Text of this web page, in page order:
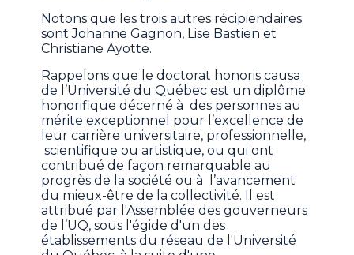
Notons que les trois autres récipiendaires
sont Johanne Gagnon, Lise Bastien et
Christiane Ayotte.
Rappelons que le doctorat honoris causa
de l’Université du Québec est un diplôme
honorifique décerné à des personnes au
mérite exceptionnel pour l’excellence de
leur carrière universitaire, professionnelle,
scientifique ou artistique, ou qui ont
contribué de façon remarquable au
progrès de la société ou à l’avancement
du mieux-être de la collectivité. Il est
attribué par l'Assemblée des gouverneurs
de l’UQ, sous l'égide d'un des
établissements du réseau de l'Université